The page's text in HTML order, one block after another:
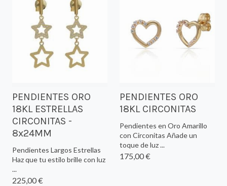
PENDIENTES ORO
18KL ESTRELLAS
CIRCONITAS -
8x24MM
Pendientes Largos Estrellas
Haz que tu estilo brille con luz
...
225,00 €
PENDIENTES ORO
18KL CIRCONITAS
Pendientes en Oro Amarillo
con Circonitas Añade un
toque de luz ...
175,00 €